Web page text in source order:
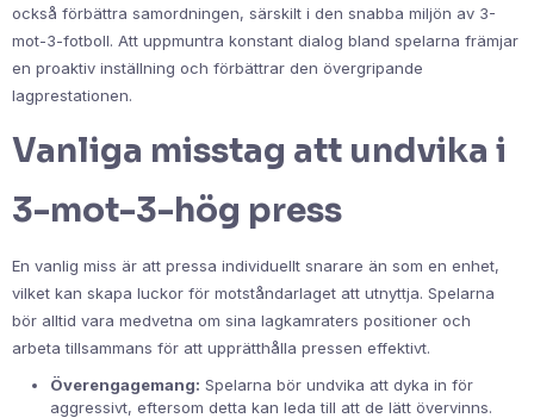
också förbättra samordningen, särskilt i den snabba miljön av 3-
mot-3-fotboll. Att uppmuntra konstant dialog bland spelarna främjar
en proaktiv inställning och förbättrar den övergripande
lagprestationen.
Vanliga misstag att undvika i
3-mot-3-hög press
En vanlig miss är att pressa individuellt snarare än som en enhet,
vilket kan skapa luckor för motståndarlaget att utnyttja. Spelarna
bör alltid vara medvetna om sina lagkamraters positioner och
arbeta tillsammans för att upprätthålla pressen effektivt.
Överengagemang: Spelarna bör undvika att dyka in för
aggressivt, eftersom detta kan leda till att de lätt övervinns.